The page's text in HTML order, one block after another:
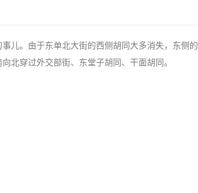
儿。由于东单北大街的西侧胡同大多消失，东侧的
北穿过外交部街、东堂子胡同、干面胡同。